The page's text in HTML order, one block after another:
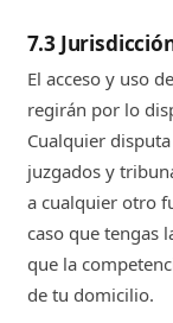
7.3
El acceso y uso
regirán por lo
Cualquier
juzgados y
a cualquier otro
caso que tengas
que la
de tu domicilio.